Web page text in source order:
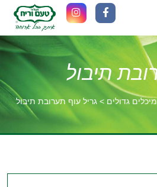
תיבול
מיכלים גדולים >גריל עוף תערובת תיבול